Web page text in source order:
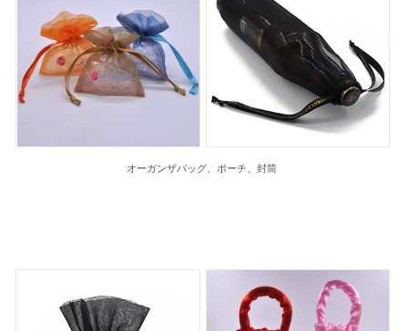
オーガンザバッグ、ポーチ、封筒